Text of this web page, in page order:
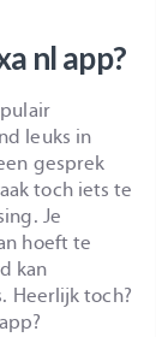
nl app?
leuks in
gesprek
toch iets te
Je
hoeft te
kan
Heerlijk toch?